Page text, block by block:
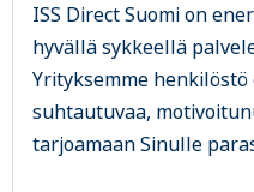
ISS Direct Suomi on
hyvällä sykkeellä
Yrityksemme
suhtautuvaa,
tarjoamaan Sinulle